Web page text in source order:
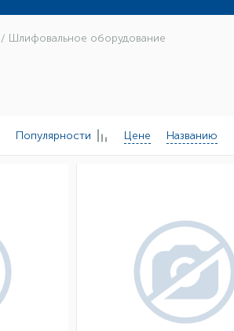
/ Шлифовальное оборудование
Популярности Цене Названию